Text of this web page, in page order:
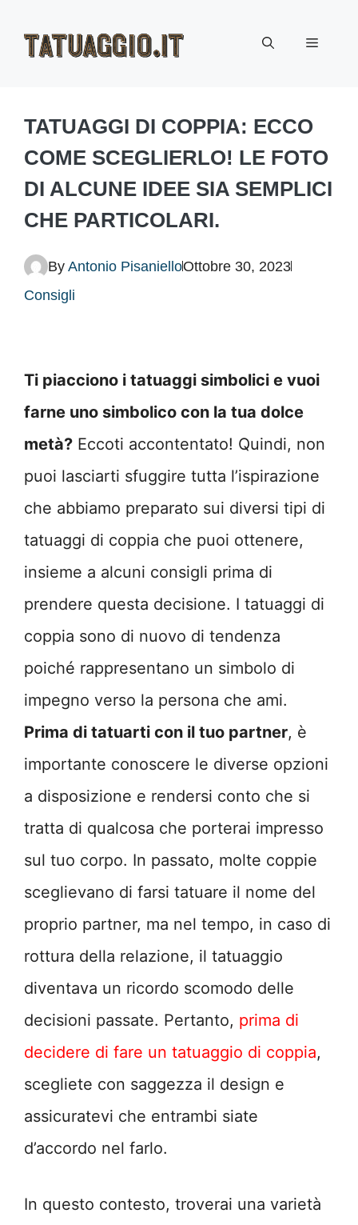
Menu
TATUAGGI DI COPPIA: ECCO
COME SCEGLIERLO! LE FOTO
DI ALCUNE IDEE SIA SEMPLICI
CHE PARTICOLARI.
By Antonio PisanielloOttobre 30, 2023
Consigli
Ti piacciono i tatuaggi simbolici e vuoi
farne uno simbolico con la tua dolce
metà? Eccoti accontentato! Quindi, non
puoi lasciarti sfuggire tutta l’ispirazione
che abbiamo preparato sui diversi tipi di
tatuaggi di coppia che puoi ottenere,
insieme a alcuni consigli prima di
prendere questa decisione. I tatuaggi di
coppia sono di nuovo di tendenza
poiché rappresentano un simbolo di
impegno verso la persona che ami.
Prima di tatuarti con il tuo partner, è
importante conoscere le diverse opzioni
a disposizione e rendersi conto che si
tratta di qualcosa che porterai impresso
sul tuo corpo. In passato, molte coppie
sceglievano di farsi tatuare il nome del
proprio partner, ma nel tempo, in caso di
rottura della relazione, il tatuaggio
diventava un ricordo scomodo delle
decisioni passate. Pertanto, prima di
decidere di fare un tatuaggio di coppia,
scegliete con saggezza il design e
assicuratevi che entrambi siate
d’accordo nel farlo.
In questo contesto, troverai una varietà